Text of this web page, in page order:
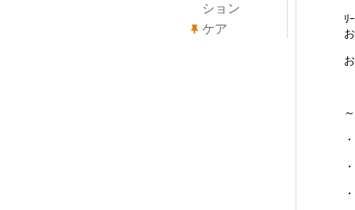
ﾘ
ション
ケア